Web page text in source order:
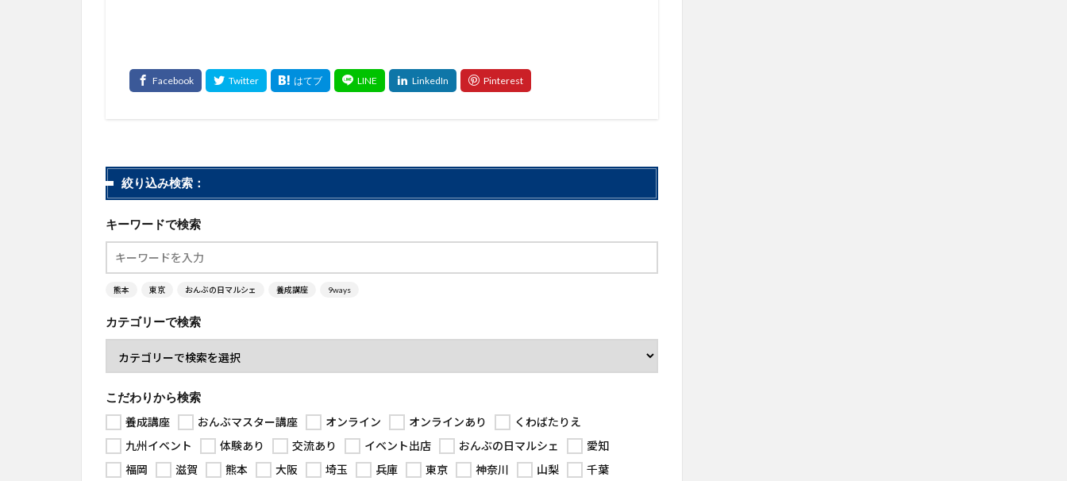
絞り込み検索：
キーワードで検索
熊本 東京 おんぶの日マルシェ 養成講座 9ways
カテゴリーで検索
こだわりから検索
養成講座 おんぶマスター講座 オンライン オンラインあり
くわばたりえ
九州イベント
体験あり 交流あり イベント出店 おんぶの日マルシェ
愛知
福岡
滋賀 熊本 大阪 埼玉 兵庫 東京 神奈川 山梨
千葉